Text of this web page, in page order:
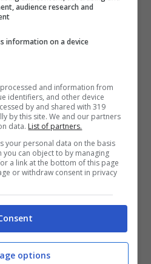
fenomeno
stranieri a permanere
un
fissa dimora e senza
identificazione, è stato
gli Uffici della
di identificazione
nazionale, d’intesa con
audience research and
information on a device
and information from
identifiers, and other device
by and shared with 319
by this site. We and our partners
data. List of partners.
your personal data on the basis
you can object to by managing
a link at the bottom of this page
or withdraw consent in privacy
options